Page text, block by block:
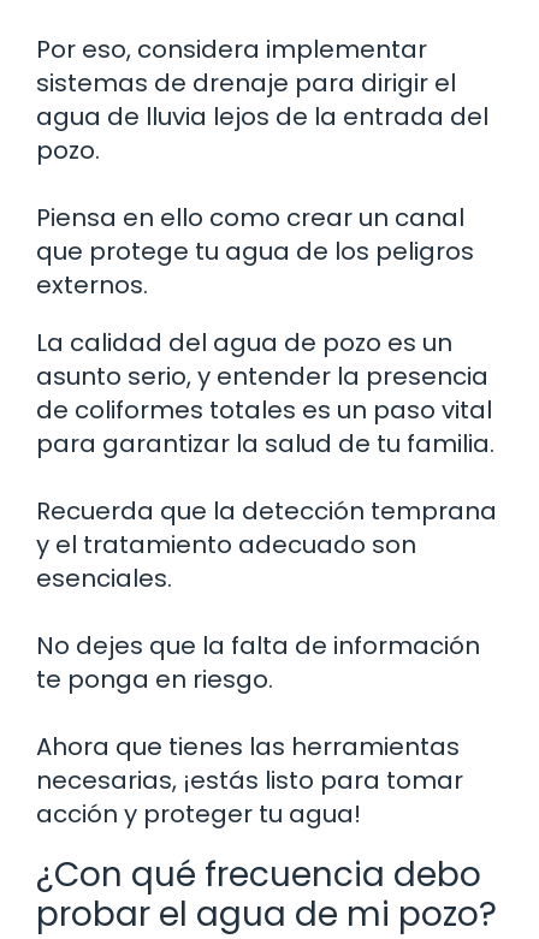
Por eso, considera implementar
sistemas de drenaje para dirigir el
agua de lluvia lejos de la entrada del
pozo.
Piensa en ello como crear un canal
que protege tu agua de los peligros
externos.
La calidad del agua de pozo es un
asunto serio, y entender la presencia
de coliformes totales es un paso vital
para garantizar la salud de tu familia.
Recuerda que la detección temprana
y el tratamiento adecuado son
esenciales.
No dejes que la falta de información
te ponga en riesgo.
Ahora que tienes las herramientas
necesarias, ¡estás listo para tomar
acción y proteger tu agua!
¿Con qué frecuencia debo
probar el agua de mi pozo?